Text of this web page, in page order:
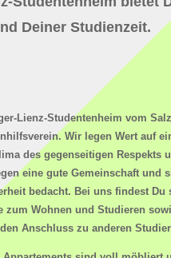
Deiner Studienzeit.
Lienz-Studentenheim vom
Wir legen Wert auf
des gegenseitigen Respekts
eine gute Gemeinschaft und
bedacht. Bei uns findest Du
zum Wohnen und Studieren
den Anschluss zu anderen